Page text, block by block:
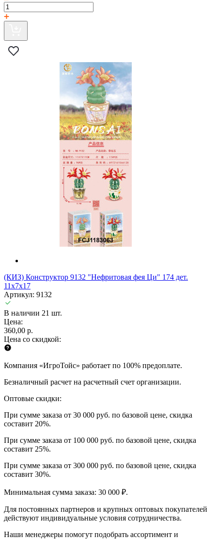
(КИЗ) Конструктор 9132 "Нефритовая фея Ци" 174 дет.
11х7х17
Артикул: 9132
В наличии 21 шт.
Цена:
360,00 р.
Цена со скидкой:
Компания «ИгроТойс» работает по 100% предоплате.
Безналичный расчет на расчетный счет организации.
Оптовые скидки:
При сумме заказа от 30 000 руб. по базовой цене, скидка
составит 20%.
При сумме заказа от 100 000 руб. по базовой цене, скидка
составит 25%.
При сумме заказа от 300 000 руб. по базовой цене, скидка
составит 30%.
Минимальная сумма заказа: 30 000 ₽.
Для постоянных партнеров и крупных оптовых покупателей
действуют индивидуальные условия сотрудничества.
Наши менеджеры помогут подобрать ассортимент и